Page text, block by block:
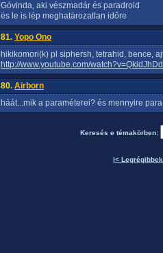
Góvinda, aki vészmadár és paradroid
és le is lép meghatározatlan időre
81. Yopo Ono
hikikomori(k) pl siphersh, tetrahid, bence,
http://www.youtube.com/
80. Airborn
háát...mik a paraméterei? és mennyire
Keresés e témakörben:
|< Legrégibbek